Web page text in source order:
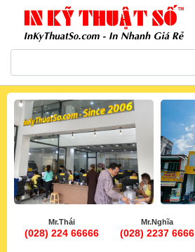
inkythuatso.com
Mr.Thái
(028) 224 66666
Mr.Nghĩa
(028) 2237 6666